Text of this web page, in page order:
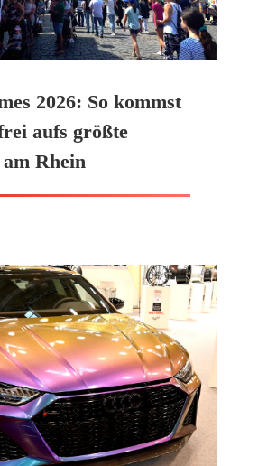
2026: So kommst
aufs größte
Rhein